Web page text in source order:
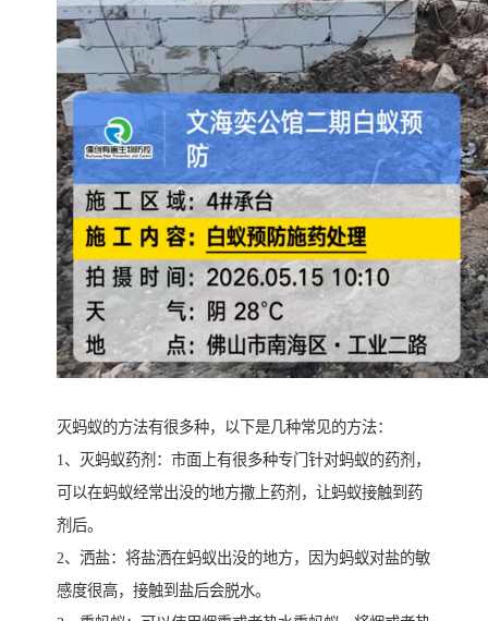
灭蚂蚁的方法有很多种，以下是几种常见的方法：
1、灭蚂蚁药剂：市面上有很多种专门针对蚂蚁的药剂，
可以在蚂蚁经常出没的地方撒上药剂，让蚂蚁接触到药
剂后。
2、洒盐：将盐洒在蚂蚁出没的地方，因为蚂蚁对盐的敏
感度很高，接触到盐后会脱水。